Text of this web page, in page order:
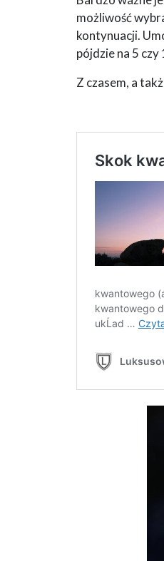
możliwość
kontynuacji.
pójdzie na 5
Z czasem, a